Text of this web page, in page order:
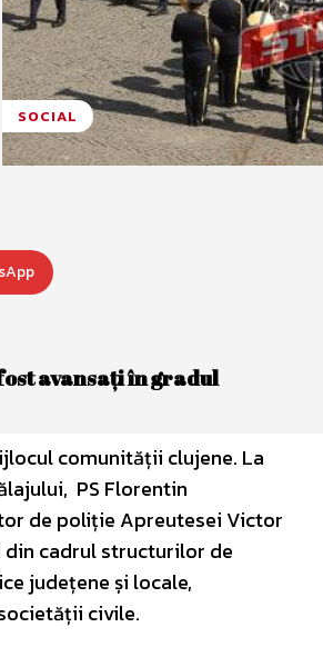
SOCIAL
avansați în gradul
comunității clujene. La
PS Florentin
de poliție Apreutesei Victor
din cadrul structurilor de
județene și locale,
civile.